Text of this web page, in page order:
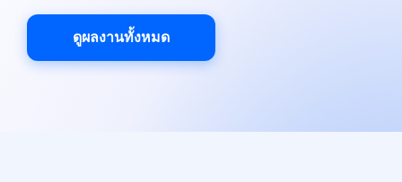
ดูผลงานทั้งหมด